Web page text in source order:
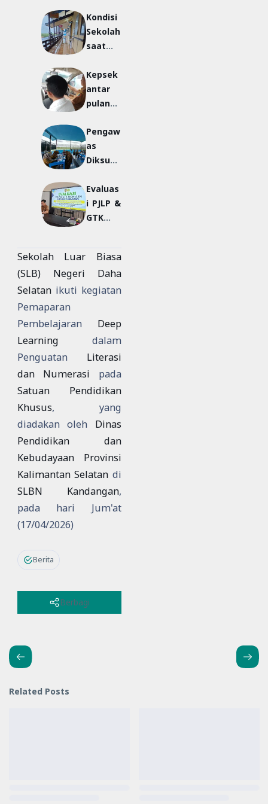
Kondisi
Sekolah
saat
Kepsek
antar
pulang
murid
Pengaw
as
Diksus
an
Kantin
SLBN
Evaluas
i PJLP &
GTK
ASN
Sekolah Luar Biasa
(SLB) Negeri Daha
Selatan ikuti kegiatan
Pemaparan
Pembelajaran Deep
Learning dalam
Penguatan Literasi
dan Numerasi pada
Satuan Pendidikan
Khusus, yang
diadakan oleh Dinas
Pendidikan dan
Kebudayaan Provinsi
Kalimantan Selatan di
SLBN Kandangan,
pada hari Jum'at
(17/04/2026)
Berita
Berbagi
Related Posts